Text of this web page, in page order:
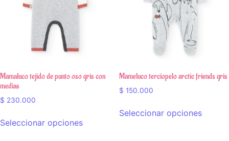
Mamaluco tejido de punto oso gris con
medias
$ 230.000
Seleccionar opciones
Mameluco terciopelo arctic friends gris
$ 150.000
Seleccionar opciones